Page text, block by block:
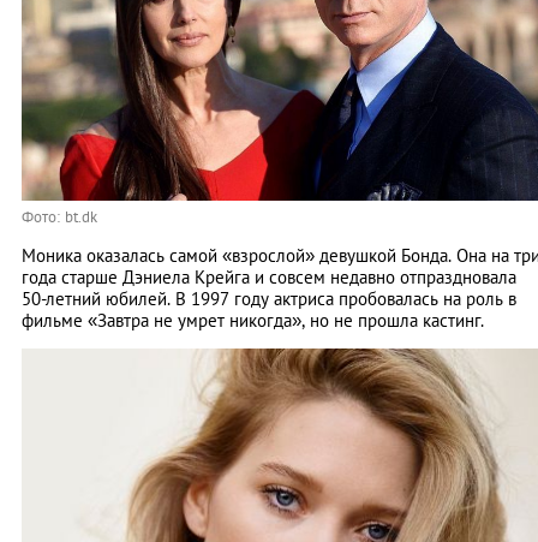
Фото: bt.dk
Моника оказалась самой «взрослой» девушкой Бонда. Она на
года старше Дэниела Крейга и совсем недавно отпраздновала
50-летний юбилей. В 1997 году актриса пробовалась на роль в
фильме «Завтра не умрет никогда», но не прошла кастинг.